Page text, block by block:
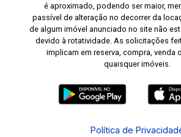
é aproximado, podendo ser maior,
passível de alteração no decorrer da
de algum imóvel anunciado no site não
devido à rotatividade. As solicitações
implicam em reserva, compra, venda
quaisquer imóveis.
Política de